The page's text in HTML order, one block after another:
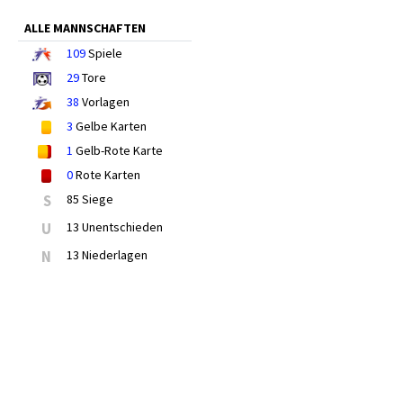
ALLE MANNSCHAFTEN
109Spiele
29Tore
38 Vorlagen
3 Gelbe Karten
1 Gelb-Rote Karte
0Rote Karten
S 85 Siege
U 13 Unentschieden
N 13 Niederlagen